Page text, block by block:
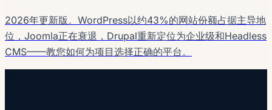
2026年更新版。WordPress以约43%的网站份额占据主导地
位，Joomla正在衰退，Drupal重新定位为企业级和Headless
CMS——教您如何为项目选择正确的平台。